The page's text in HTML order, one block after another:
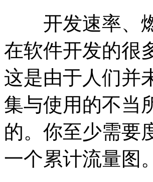
开发速率、燃
在软件开发的很
这是由于人们并
集与使用的不当
的。你至少需要
一个累计流量图。